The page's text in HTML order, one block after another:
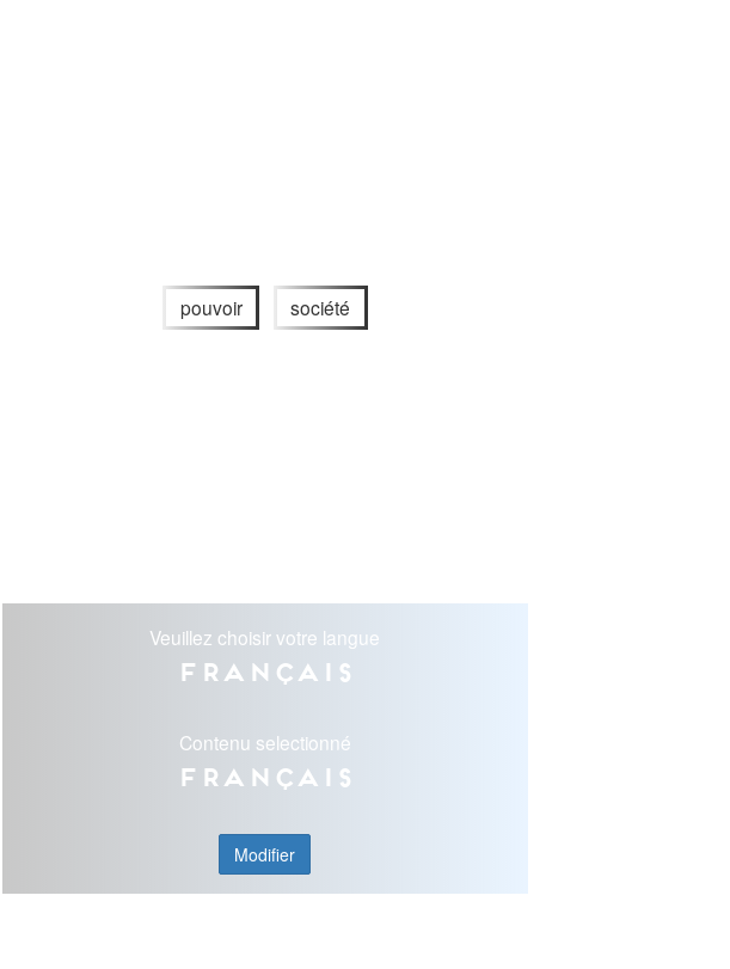
pouvoir société
Veuillez choisir votre langue
Français
Contenu selectionné
Français
Modifier